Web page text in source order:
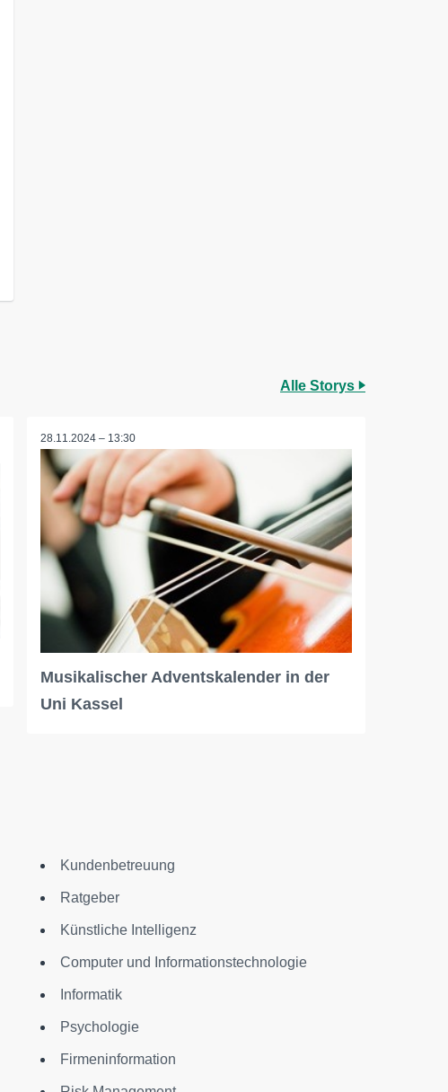
Alle Storys
28.11.2024 – 13:30
Musikalischer Adventskalender in der
Uni Kassel
Kundenbetreuung
Ratgeber
Künstliche Intelligenz
Computer und Informationstechnologie
Informatik
Psychologie
Firmeninformation